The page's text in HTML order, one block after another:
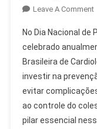
Leave A Comment
No Dia Nacional de
celebrado
Brasileira de
investir na
evitar
ao controle do
pilar essencial